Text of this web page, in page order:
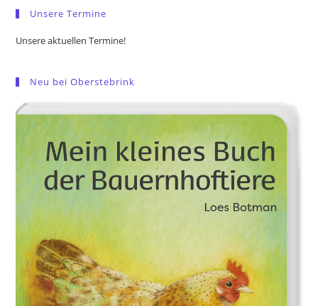
Unsere Termine
Unsere aktuellen Termine!
Neu bei Oberstebrink